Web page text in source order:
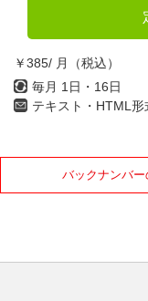
￥385/ 月（税込）
毎月 1日・16日
テキスト・HTML形
バックナンバ